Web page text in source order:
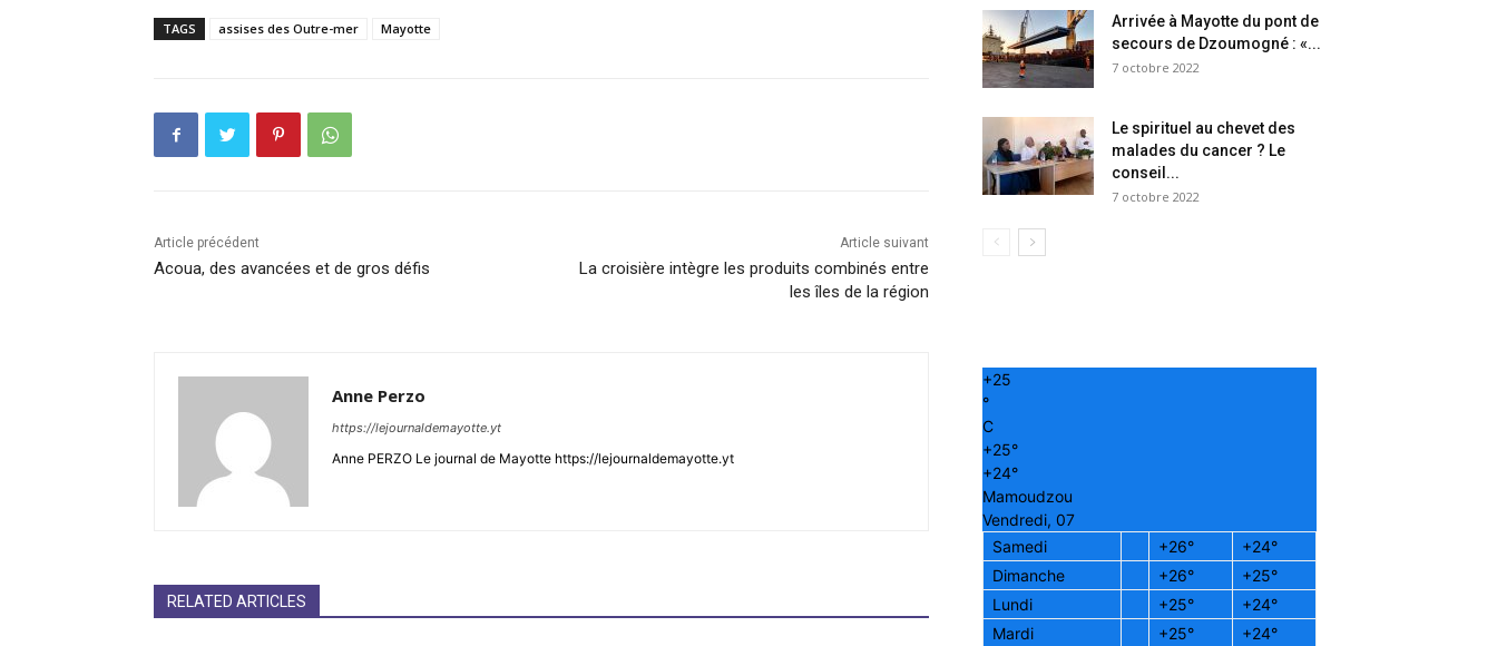
TAGS assises des Outre-mer Mayotte
Article précédent
Acoua, des avancées et de gros défis
Article suivant
La croisière intègre les produits combinés entre
les îles de la région
Anne Perzo
https://lejournaldemayotte.yt
Anne PERZO Le journal de Mayotte https://lejournaldemayotte.yt
RELATED ARTICLES
Arrivée à Mayotte du pont de
secours de Dzoumogné : «...
7 octobre 2022
Le spirituel au chevet des
malades du cancer ? Le
conseil...
7 octobre 2022
+25
°
C
+25°
+24°
Mamoudzou
Vendredi, 07
Samedi
+26° +24°
Dimanche
+26° +25°
Lundi
+25° +24°
Mardi
+25° +24°